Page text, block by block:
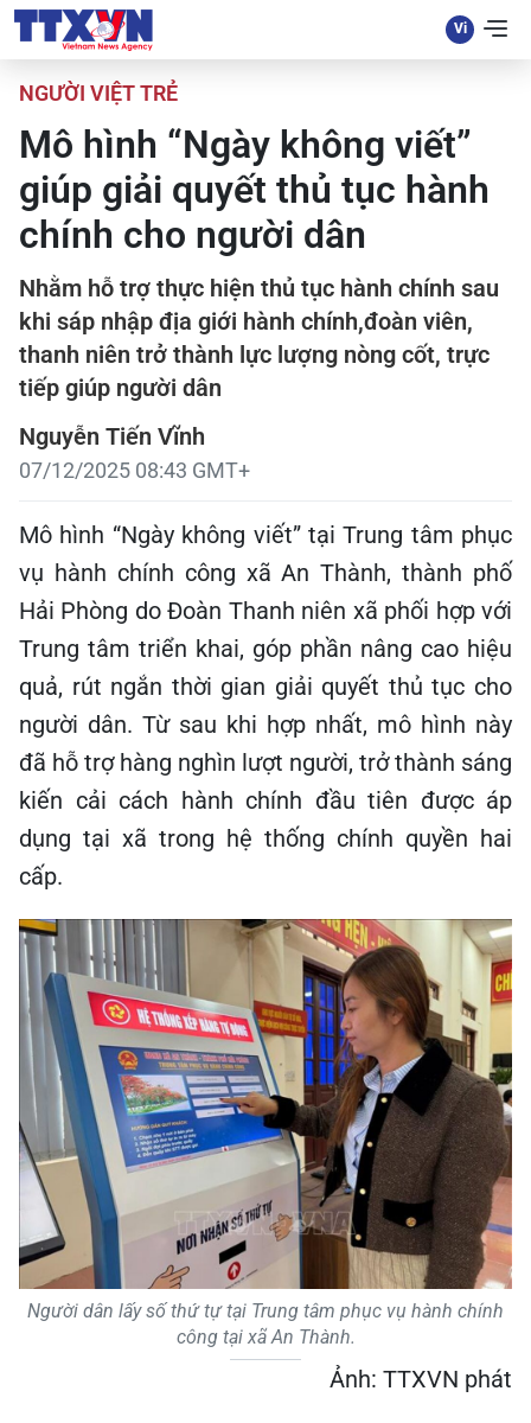
NGƯỜI VIỆT TRẺ
Mô hình “Ngày không viết”
giúp giải quyết thủ tục hành
chính cho người dân
Nhằm hỗ trợ thực hiện thủ tục hành chính sau
khi sáp nhập địa giới hành chính,đoàn viên,
thanh niên trở thành lực lượng nòng cốt, trực
tiếp giúp người dân
Nguyễn Tiến Vĩnh
07/12/2025 08:43 GMT+
Mô hình “Ngày không viết” tại Trung tâm phục
vụ hành chính công xã An Thành, thành phố
Hải Phòng do Đoàn Thanh niên xã phối hợp với
Trung tâm triển khai, góp phần nâng cao hiệu
quả, rút ngắn thời gian giải quyết thủ tục cho
người dân. Từ sau khi hợp nhất, mô hình này
đã hỗ trợ hàng nghìn lượt người, trở thành sáng
kiến cải cách hành chính đầu tiên được áp
dụng tại xã trong hệ thống chính quyền hai
cấp.
Người dân lấy số thứ tự tại Trung tâm phục vụ hành chính
công tại xã An Thành.
Ảnh: TTXVN phát